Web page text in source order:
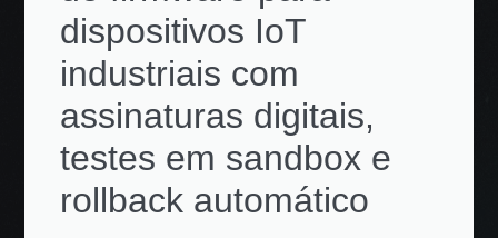
dispositivos IoT
industriais com
assinaturas digitais,
testes em sandbox e
rollback automático